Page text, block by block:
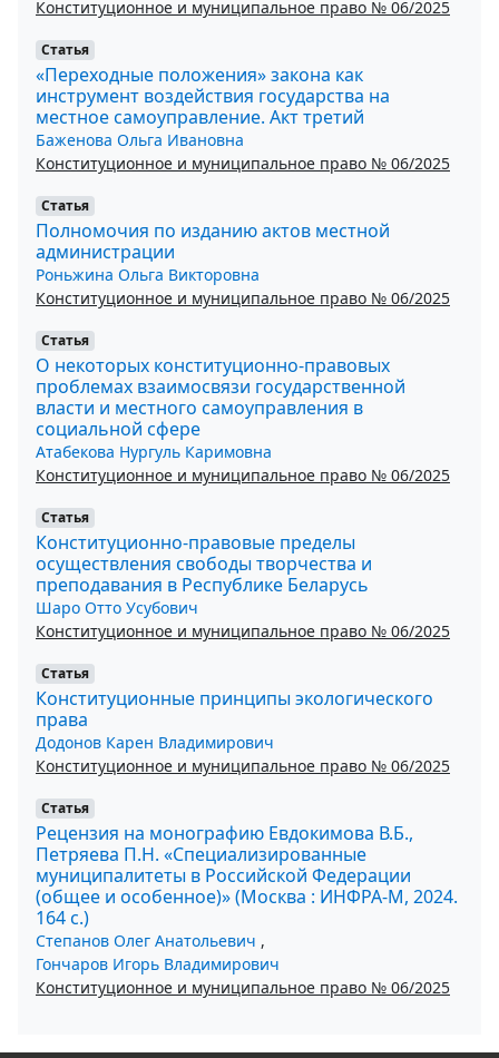
Конституционное и муниципальное право № 06/2025
Статья
«Переходные положения» закона как
инструмент воздействия государства на
местное самоуправление. Акт третий
Баженова Ольга Ивановна
Конституционное и муниципальное право № 06/2025
Статья
Полномочия по изданию актов местной
администрации
Роньжина Ольга Викторовна
Конституционное и муниципальное право № 06/2025
Статья
О некоторых конституционно-правовых
проблемах взаимосвязи государственной
власти и местного самоуправления в
социальной сфере
Атабекова Нургуль Каримовна
Конституционное и муниципальное право № 06/2025
Статья
Конституционно-правовые пределы
осуществления свободы творчества и
преподавания в Республике Беларусь
Шаро Отто Усубович
Конституционное и муниципальное право № 06/2025
Статья
Конституционные принципы экологического
права
Додонов Карен Владимирович
Конституционное и муниципальное право № 06/2025
Статья
Рецензия на монографию Евдокимова В.Б.,
Петряева П.Н. «Специализированные
муниципалитеты в Российской Федерации
(общее и особенное)» (Москва : ИНФРА-М, 2024.
164 с.)
Степанов Олег Анатольевич ,
Гончаров Игорь Владимирович
Конституционное и муниципальное право № 06/2025